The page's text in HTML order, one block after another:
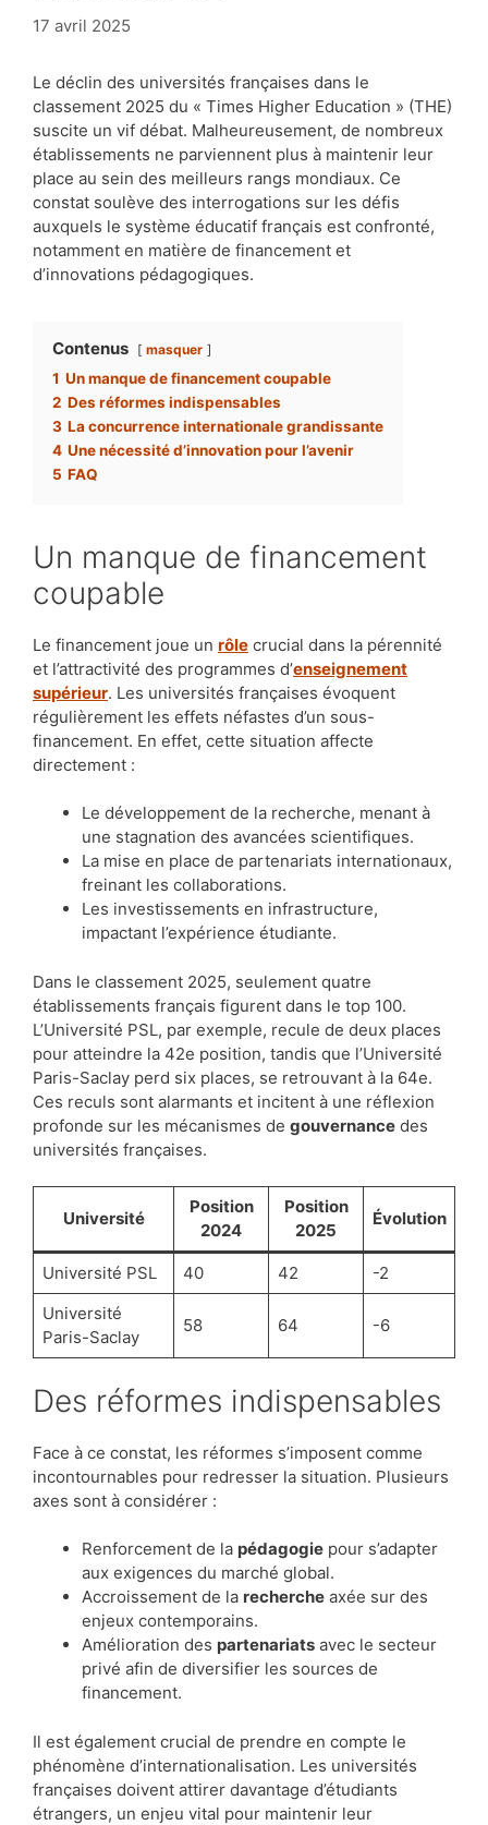
17 avril 2025
Le déclin des universités françaises dans le
classement 2025 du « Times Higher Education » (THE)
suscite un vif débat. Malheureusement, de nombreux
établissements ne parviennent plus à maintenir leur
place au sein des meilleurs rangs mondiaux. Ce
constat soulève des interrogations sur les défis
auxquels le système éducatif français est confronté,
notamment en matière de financement et
d’innovations pédagogiques.
Contenus masquer
1 Un manque de financement coupable
2 Des réformes indispensables
3 La concurrence internationale grandissante
4 Une nécessité d’innovation pour l’avenir
5 FAQ
Un manque de financement
coupable
Le financement joue un rôle crucial dans la pérennité
et l’attractivité des programmes d’enseignement
supérieur. Les universités françaises évoquent
régulièrement les effets néfastes d’un sous-
financement. En effet, cette situation affecte
directement :
Le développement de la recherche, menant à
une stagnation des avancées scientifiques.
La mise en place de partenariats internationaux,
freinant les collaborations.
Les investissements en infrastructure,
impactant l’expérience étudiante.
Dans le classement 2025, seulement quatre
établissements français figurent dans le top 100.
L’Université PSL, par exemple, recule de deux places
pour atteindre la 42e position, tandis que l’Université
Paris-Saclay perd six places, se retrouvant à la 64e.
Ces reculs sont alarmants et incitent à une réflexion
profonde sur les mécanismes de gouvernance des
universités françaises.
Université
Position
2024
Position
2025
Évolution
Université PSL 40 42
-2
Université
Paris-Saclay
58 64 -6
Des réformes indispensables
Face à ce constat, les réformes s’imposent comme
incontournables pour redresser la situation. Plusieurs
axes sont à considérer :
Renforcement de la pédagogie pour s’adapter
aux exigences du marché global.
Accroissement de la recherche axée sur des
enjeux contemporains.
Amélioration des partenariats avec le secteur
privé afin de diversifier les sources de
financement.
Il est également crucial de prendre en compte le
phénomène d’internationalisation. Les universités
françaises doivent attirer davantage d’étudiants
étrangers, un enjeu vital pour maintenir leur